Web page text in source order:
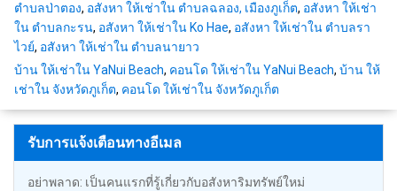
ตำบลป่าตอง, อสังหา ให้เช่าใน ตำบลฉลอง, เมืองภูเก็ต, อสังหา ให้เช่า
ใน ตำบลกะรน, อสังหา ให้เช่าใน Ko Hae, อสังหา ให้เช่าใน ตำบลรา
ไวย์, อสังหา ให้เช่าใน ตำบลนายาว
บ้าน ให้เช่าใน YaNui Beach, คอนโด ให้เช่าใน YaNui Beach, บ้าน ให้
เช่าใน จังหวัดภูเก็ต, คอนโด ให้เช่าใน จังหวัดภูเก็ต
รับการแจ้งเตือนทางอีเมล
อย่าพลาด: เป็นคนแรกที่รู้เกี่ยวกับอสังหาริมทรัพย์ใหม่